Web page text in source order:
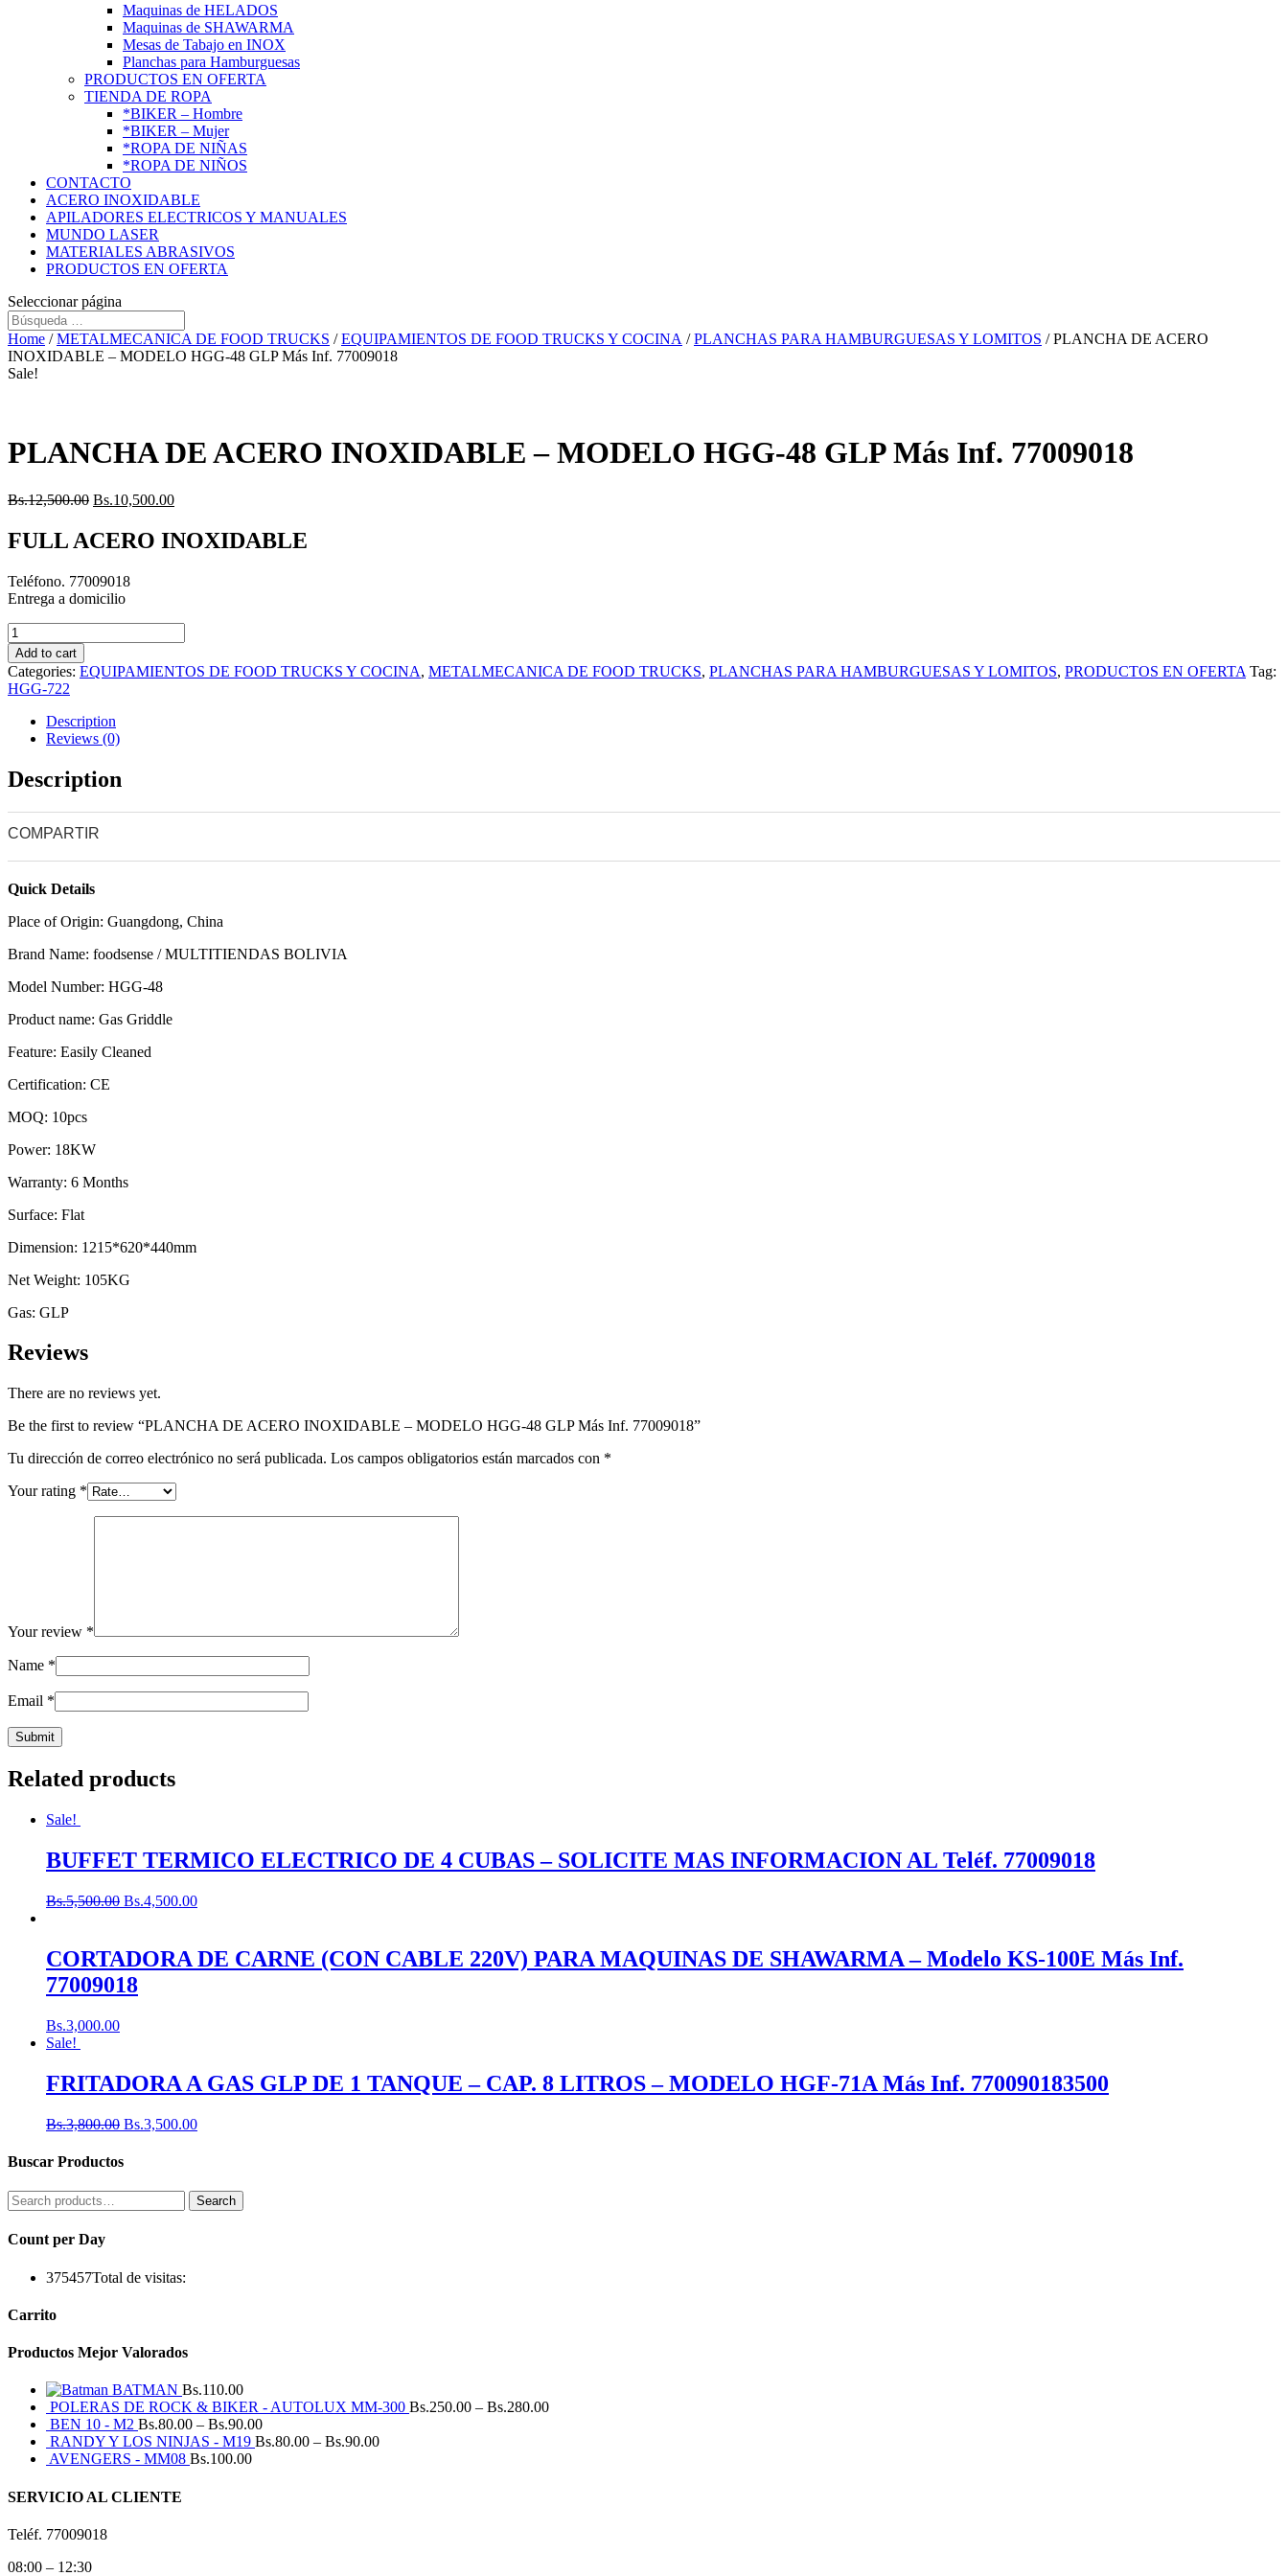
Maquinas de HELADOS
Maquinas de SHAWARMA
Mesas de Tabajo en INOX
Planchas para Hamburguesas
PRODUCTOS EN OFERTA
TIENDA DE ROPA
*BIKER – Hombre
*BIKER – Mujer
*ROPA DE NIÑAS
*ROPA DE NIÑOS
CONTACTO
ACERO INOXIDABLE
APILADORES ELECTRICOS Y MANUALES
MUNDO LASER
MATERIALES ABRASIVOS
PRODUCTOS EN OFERTA
Seleccionar página
Home /METALMECANICA DE FOOD TRUCKS /EQUIPAMIENTOS DE FOOD TRUCKS Y COCINA /PLANCHAS PARA HAMBURGUESAS Y LOMITOS / PLANCHA DE ACERO
INOXIDABLE – MODELO HGG-48 GLP Más Inf. 77009018
Sale!
PLANCHA DE ACERO INOXIDABLE – MODELO HGG-48 GLP Más Inf. 77009018
Bs.12,500.00 Bs.10,500.00
FULL ACERO INOXIDABLE
Teléfono. 77009018
Entrega a domicilio
PLANCHA
DE
ACERO
INOXIDABLE
-
MODELO
HGG-
GLP
Más
quantity
Add to cart
Categories: EQUIPAMIENTOS DE FOOD TRUCKS Y COCINA, METALMECANICA DE FOOD TRUCKS, PLANCHAS PARA HAMBURGUESAS Y LOMITOS, PRODUCTOS EN OFERTA Tag:
HGG-722
Description
Reviews (0)
Description
COMPARTIR
Quick Details
Place of Origin: Guangdong, China
Brand Name: foodsense / MULTITIENDAS BOLIVIA
Model Number: HGG-48
Product name: Gas Griddle
Feature: Easily Cleaned
Certification: CE
MOQ: 10pcs
Power: 18KW
Warranty: 6 Months
Surface: Flat
Dimension: 1215*620*440mm
Net Weight: 105KG
Gas: GLP
Reviews
There are no reviews yet.
Be the first to review “PLANCHA DE ACERO INOXIDABLE – MODELO HGG-48 GLP Más Inf. 77009018”
Tu dirección de correo electrónico no será publicada. Los campos obligatorios están marcados con *
Your rating *
Your review *
Name *
Email *
Related products
Sale!
BUFFET TERMICO ELECTRICO DE 4 CUBAS – SOLICITE MAS INFORMACION AL Teléf. 77009018
Bs.5,500.00 Bs.4,500.00
CORTADORA DE CARNE (CON CABLE 220V) PARA MAQUINAS DE SHAWARMA – Modelo KS-100E Más Inf.
77009018
Bs.3,000.00
Sale!
FRITADORA A GAS GLP DE 1 TANQUE – CAP. 8 LITROS – MODELO HGF-71A Más Inf. 770090183500
Bs.3,800.00 Bs.3,500.00
Buscar Productos
Search
for:
Search
Count per Day
375457Total de visitas:
Carrito
Productos Mejor Valorados
BATMAN Bs.110.00
POLERAS DE ROCK & BIKER - AUTOLUX MM-300 Bs.250.00 – Bs.280.00
BEN 10 - M2 Bs.80.00 – Bs.90.00
RANDY Y LOS NINJAS - M19 Bs.80.00 – Bs.90.00
AVENGERS - MM08 Bs.100.00
SERVICIO AL CLIENTE
Teléf. 77009018
08:00 – 12:30